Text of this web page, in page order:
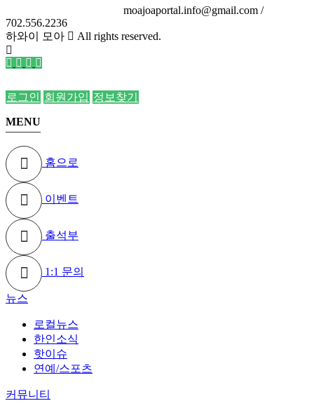
moajoaportal.info@gmail.com /
702.556.2236
하와이 모아
All rights reserved.
로그인 회원가입 정보찾기
MENU
홈으로
이벤트
출석부
1:1 문의
뉴스
로컬뉴스
한인소식
핫이슈
연예/스포츠
커뮤니티